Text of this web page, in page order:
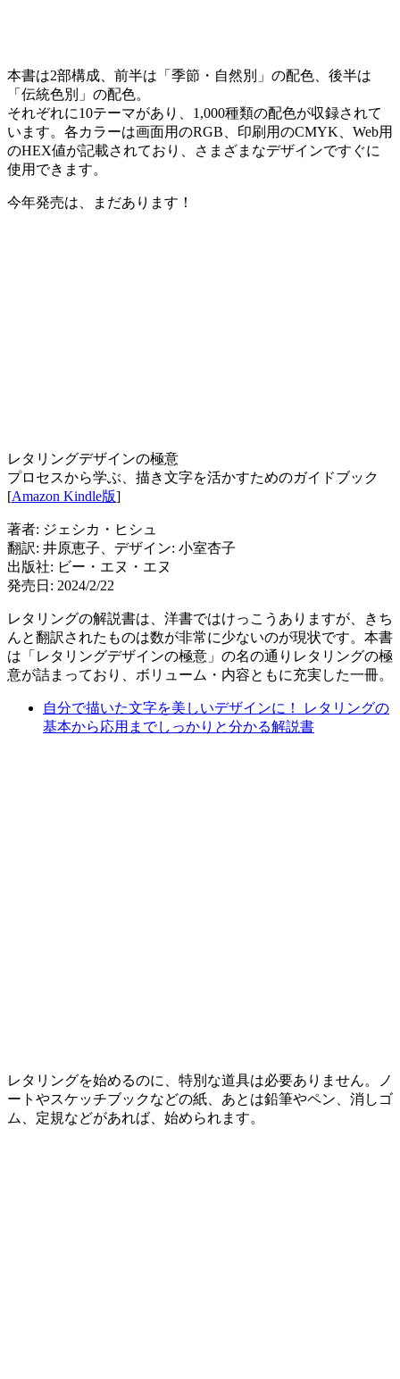
本書は2部構成、前半は「季節・自然別」の配色、後半は
「伝統色別」の配色。
それぞれに10テーマがあり、1,000種類の配色が収録されて
います。各カラーは画面用のRGB、印刷用のCMYK、Web用
のHEX値が記載されており、さまざまなデザインですぐに
使用できます。
今年発売は、まだあります！
レタリングデザインの極意
プロセスから学ぶ、描き文字を活かすためのガイドブック
[Amazon Kindle版]
著者: ジェシカ・ヒシュ
翻訳: 井原恵子、デザイン: 小室杏子
出版社: ビー・エヌ・エヌ
発売日: 2024/2/22
レタリングの解説書は、洋書ではけっこうありますが、きち
んと翻訳されたものは数が非常に少ないのが現状です。本書
は「レタリングデザインの極意」の名の通りレタリングの極
意が詰まっており、ボリューム・内容ともに充実した一冊。
自分で描いた文字を美しいデザインに！ レタリングの
基本から応用までしっかりと分かる解説書
レタリングを始めるのに、特別な道具は必要ありません。ノ
ートやスケッチブックなどの紙、あとは鉛筆やペン、消しゴ
ム、定規などがあれば、始められます。